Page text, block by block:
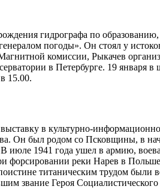
гидрографа по
погоды». Он стоял у
комиссии, Рыкачев
в Петербурге. 19 января в
15.00.
в культурно-
Он был родом со Псковщины, в
июле 1941 года ушел в армию,
форсировании реки Нарев в
титаническим трудом
звание Героя Социалистического